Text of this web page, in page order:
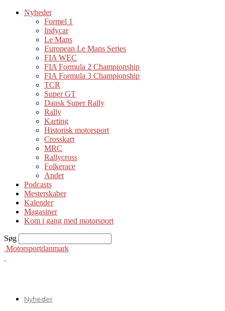
Nyheder
Formel 1
Indycar
Le Mans
European Le Mans Series
FIA WEC
FIA Formula 2 Championship
FIA Formula 3 Championship
TCR
Super GT
Dansk Super Rally
Rally
Karting
Historisk motorsport
Crosskart
MRC
Rallycross
Folkerace
Andet
Podcasts
Mesterskaber
Kalender
Magasiner
Kom i gang med motorsport
Søg
Motorsportdanmark
Nyheder